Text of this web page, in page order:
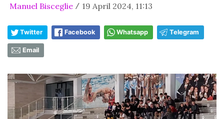
Manuel Bisceglie / 19 April 2024, 11:13
Twitter Facebook Whatsapp Telegram
Email